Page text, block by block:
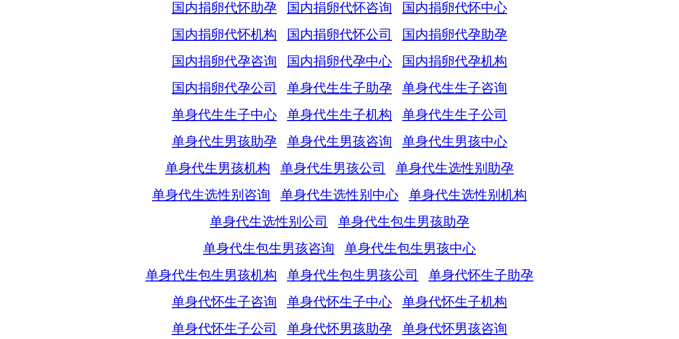
国内捐卵代怀助孕
国内捐卵代怀咨询
国内捐卵代怀中心
国内捐卵代怀机构
国内捐卵代怀公司
国内捐卵代孕助孕
国内捐卵代孕咨询
国内捐卵代孕中心
国内捐卵代孕机构
国内捐卵代孕公司
单身代生生子助孕
单身代生生子咨询
单身代生生子中心
单身代生生子机构
单身代生生子公司
单身代生男孩助孕
单身代生男孩咨询
单身代生男孩中心
单身代生男孩机构
单身代生男孩公司
单身代生选性别助孕
单身代生选性别咨询
单身代生选性别中心
单身代生选性别机构
单身代生选性别公司
单身代生包生男孩助孕
单身代生包生男孩咨询
单身代生包生男孩中心
单身代生包生男孩机构
单身代生包生男孩公司
单身代怀生子助孕
单身代怀生子咨询
单身代怀生子中心
单身代怀生子机构
单身代怀生子公司
单身代怀男孩助孕 单身代怀男孩咨询